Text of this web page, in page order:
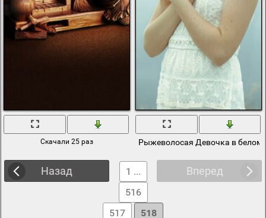
Скачали 25 раз Рыжеволосая Девочка в белом
Назад Вперед
1 ...
516
517
518